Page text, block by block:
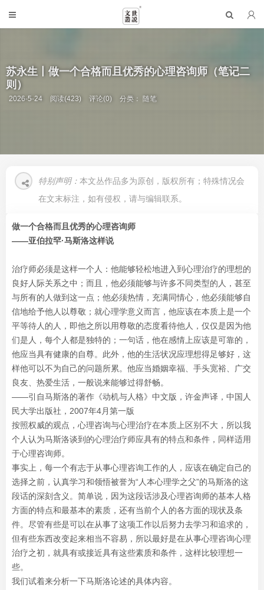
苏永生丨做一个合格而且优秀的心理咨询师（笔记二
则）
2026-5-24 阅读(423) 评论(0) 分类：随笔
特别声明： 本文丛作品多为原创，版权所有；特殊情况会
在文末标注，如有侵权，请与编辑联系。
做一个合格而且优秀的心理咨询师
——亚伯拉罕·马斯洛这样说
治疗师必须是这样一个人：他能够轻松地进入到心理治疗的理想的
良好人际关系之中；而且，他必须能够与许多不同类型的人，甚至
与所有的人做到这一点；他必须热情，充满同情心，他必须能够自
信地给予他人以尊敬；就心理学意义而言，他应该在本质上是一个
平等待人的人，即他之所以用尊敬的态度看待他人，仅仅是因为他
们是人，每个人都是独特的；一句话，他在感情上应该是可靠的，
他应当具有健康的自尊。此外，他的生活状况应理想得足够好，这
样他可以不为自己的问题所累。他应当婚姻幸福、手头宽裕、广交
良友、热爱生活，一般说来能够过得舒畅。
——引自马斯洛的著作《动机与人格》中文版，许金声译，中国人
民大学出版社，2007年4月第一版
按照权威的观点，心理咨询与心理治疗在本质上区别不大，所以我
个人认为马斯洛谈到的心理治疗师应具有的特点和条件，同样适用
于心理咨询师。
事实上，每一个有志于从事心理咨询工作的人，应该在确定自己的
选择之前，认真学习和领悟被誉为“人本心理学之父”的马斯洛的这
段话的深刻含义。简单说，因为这段话涉及心理咨询师的基本人格
方面的特点和最基本的素质，还有当前个人的各方面的现状及条
件。尽管有些是可以在从事了这项工作以后努力去学习和追求的，
但有些东西改变起来相当不容易，所以最好是在从事心理咨询心理
治疗之初，就具有或接近具有这些素质和条件，这样比较理想一
些。
我们试着来分析一下马斯洛论述的具体内容。